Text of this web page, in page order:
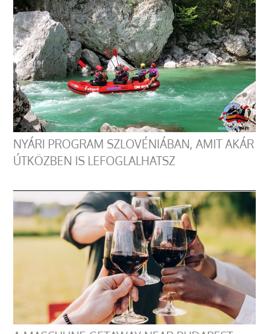
NYÁRI PROGRAM SZLOVÉNIÁBAN, AMIT AKÁR
ÚTKÖZBEN IS LEFOGLALHATSZ